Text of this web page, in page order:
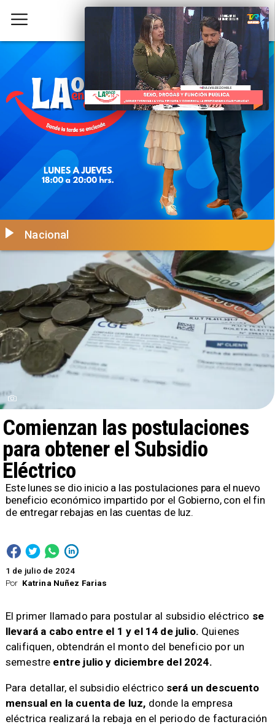
Por Katrina Nuñez Farias
Comienzan las postulaciones
para obtener el Subsidio
Eléctrico
Nacional
1 de julio de 2024
Este lunes se dio inicio a las postulaciones para el nuevo
beneficio económico impartido por el Gobierno, con el fin
de entregar rebajas en las cuentas de luz.
El primer llamado para postular al subsidio eléctrico se
llevará a cabo entre el 1 y el 14 de julio. Quienes
califiquen, obtendrán el monto del beneficio por un
semestre entre julio y diciembre del 2024.
Para detallar, el subsidio eléctrico será un descuento
mensual en la cuenta de luz, donde la empresa
eléctrica realizará la rebaja en el periodo de facturación